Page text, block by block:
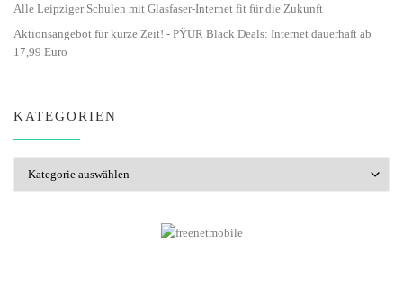
Alle Leipziger Schulen mit Glasfaser-Internet fit für die Zukunft
Aktionsangebot für kurze Zeit! - PŸUR Black Deals: Internet dauerhaft ab
17,99 Euro
KATEGORIEN